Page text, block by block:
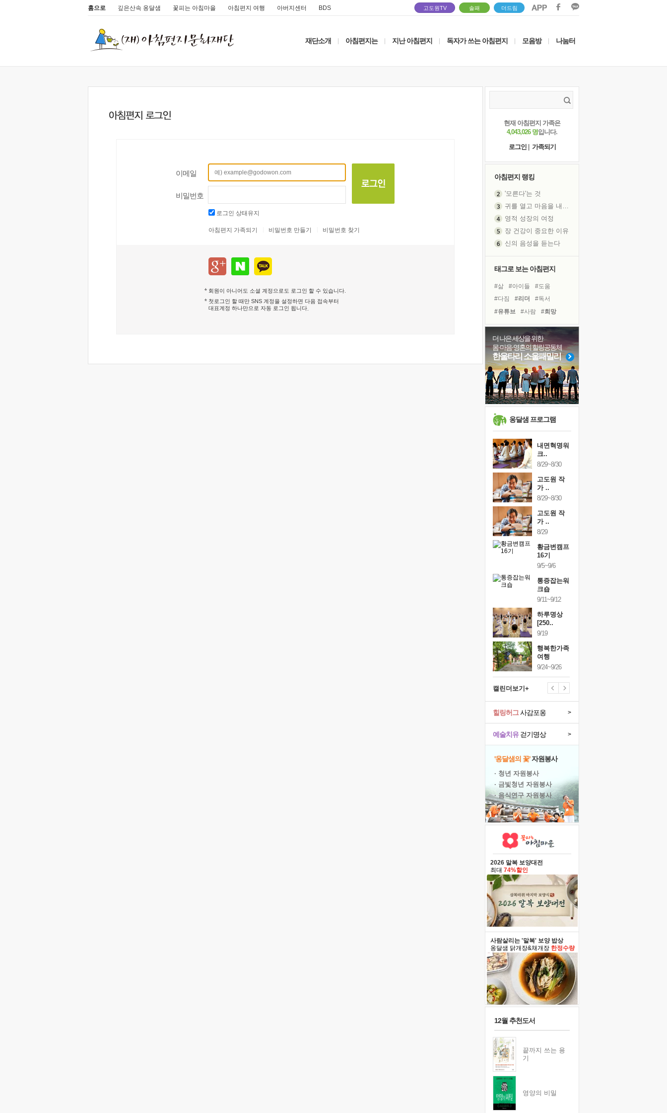
홈으로 깊은산속 옹달샘 꽃피는 아침마을 아침편지 여행 아버지센터 BDS 고도원TV 솔패 더드림
재단소개 아침편지는 지난 아침편지 독자가 쓰는 아침편지 모음방 나눔터
이메일
비밀번호
로그인 상태유지
아침편지 가족되기 비밀번호 만들기 비밀번호 찾기
회원이 아니어도 소셜 계정으로도 로그인 할 수 있습니다.
첫로그인 할 때만 SNS 계정을 설정하면 다음 접속부터
대표계정 하나만으로 자동 로그인 됩니다
현재 아침편지 가족은
4,043,026 명입니다.
로그인
가족되기
아침편지 랭킹
'모른다'는 것
영적 성장의 여정
장 건강이 중요한 이유
신의 음성을 듣는다
극과 극의 양 끝단
처음 손을 잡았던 날
꿈이 실제가 되는 것
'말 타는 법'을 먼저
졸업식 사진을 보며
극심한 변비, 어깨결림, 수면 장애
아픈 아버지를 위한 공간 설계
슬럼프
보고 싶은 어머니
유년 시절의 부산 영도 바다
못된 꼰대들
'모른다'는 것
태그로 보는 아침편지
#삶 #아이들
#도움
#다짐
#리더
#독서
#유튜브
#사람
#희망
#힐링
#링컨학교
#독서캠프
#친구
#경험
#위기
#면역력
#극복
#나눔
#선택
#건강
#명상
#계획
더 나은 세상을 위한
몸·마음·영혼의 힐링공동체
한울타리 소울패밀리
옹달샘 프로그램
내면혁명워
크..
8/29~8/30
고도원 작
가 ..
8/29~8/30
고도원 작
가 ..
8/29
황금변캠프
16기
9/5~9/6
통증잡는워
크숍
9/11~9/12
하루명상
[250..
9/19
행복한가족
여행
9/24~9/26
캘린더보기+
예술치유걷기명상 >
힐링허그사감포옹 >
'옹달샘의 꽃'자원봉사
· 청년 자원봉사
· 금빛청년 자원봉사
· 음식연구 자원봉사
2026 말복 보양대전
최대 74%할인
사람살리는 '말복' 보양 밥상
옹달샘 닭개장&채개장 한정수량
12월 추천도서
끝까지 쓰는 용
기
영양의 비밀